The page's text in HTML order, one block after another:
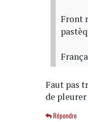
Front
Faut pas
de
Répondre